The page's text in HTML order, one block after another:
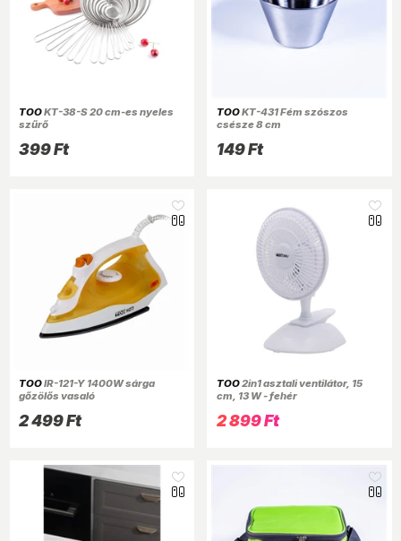
TOOKT-38-S 20 cm-es nyeles
szűrő
399 Ft
TOOKT-431 Fém szószos
csésze 8 cm
149 Ft
TOOIR-121-Y 1400W sárga
gőzölős vasaló
2 499 Ft
TOO2in1 asztali ventilátor, 15
cm, 13 W - fehér
2 899 Ft